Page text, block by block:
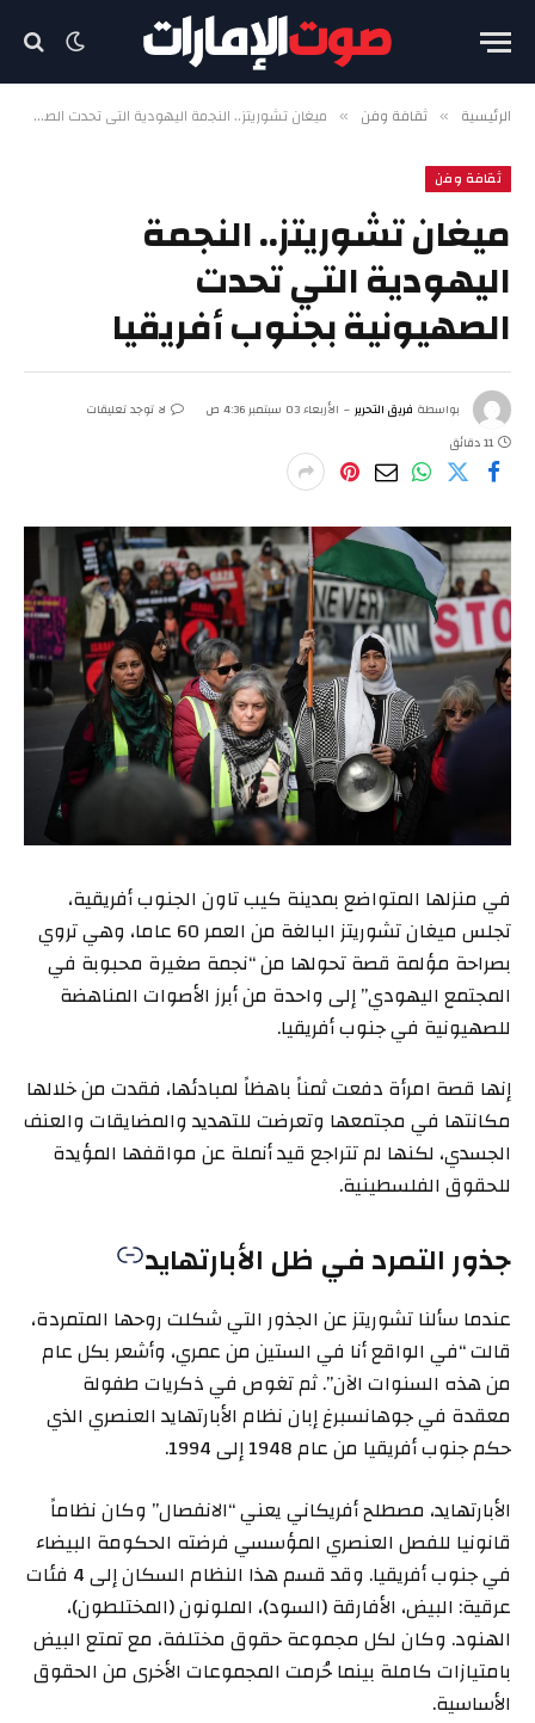
الرئيسية » ثقافة وفن » ميغان تشوريتز.. النجمة اليهودية التي تحدت الصهيونية بجنوب أفريقيا
ثقافة وفن
ميغان تشوريتز.. النجمة
اليهودية التي تحدت
الصهيونية بجنوب أفريقيا
بواسطة فريق التحرير الأربعاء 03 سبتمبر 4:36 ص
لا توجد تعليقات
11 دقائق
في منزلها المتواضع بمدينة كيب تاون الجنوب أفريقية،
تجلس ميغان تشوريتز البالغة من العمر 60 عاما، وهي تروي
بصراحة مؤلمة قصة تحولها من “نجمة صغيرة محبوبة في
المجتمع اليهودي” إلى واحدة من أبرز الأصوات المناهضة
للصهيونية في جنوب أفريقيا.
إنها قصة امرأة دفعت ثمناً باهظاً لمبادئها، فقدت من خلالها
مكانتها في مجتمعها وتعرضت للتهديد والمضايقات والعنف
الجسدي، لكنها لم تتراجع قيد أنملة عن مواقفها المؤيدة
للحقوق الفلسطينية.
جذور التمرد في ظل الأبارتهايد
عندما سألنا تشوريتز عن الجذور التي شكلت روحها المتمردة،
قالت “في الواقع أنا في الستين من عمري، وأشعر بكل عام
من هذه السنوات الآن”. ثم تغوص في ذكريات طفولة
معقدة في جوهانسبرغ إبان نظام الأبارتهايد العنصري الذي
حكم جنوب أفريقيا من عام 1948 إلى 1994.
الأبارتهايد، مصطلح أفريكاني يعني “الانفصال” وكان نظاماً
قانونيا للفصل العنصري المؤسسي فرضته الحكومة البيضاء
في جنوب أفريقيا. وقد قسم هذا النظام السكان إلى 4 فئات
عرقية: البيض، الأفارقة (السود)، الملونون (المختلطون)،
الهنود. وكان لكل مجموعة حقوق مختلفة، مع تمتع البيض
بامتيازات كاملة بينما حُرمت المجموعات الأخرى من الحقوق
الأساسية.